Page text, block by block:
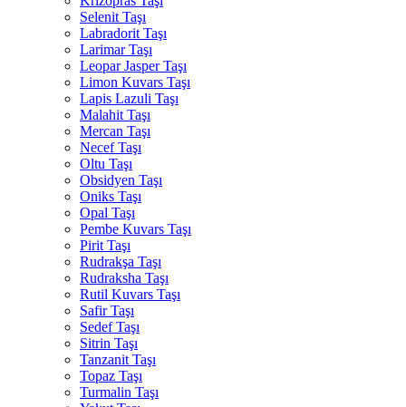
Selenit Taşı
Labradorit Taşı
Larimar Taşı
Leopar Jasper Taşı
Limon Kuvars Taşı
Lapis Lazuli Taşı
Malahit Taşı
Mercan Taşı
Necef Taşı
Oltu Taşı
Obsidyen Taşı
Oniks Taşı
Opal Taşı
Pembe Kuvars Taşı
Pirit Taşı
Rudrakşa Taşı
Rudraksha Taşı
Rutil Kuvars Taşı
Safir Taşı
Sedef Taşı
Sitrin Taşı
Tanzanit Taşı
Topaz Taşı
Turmalin Taşı